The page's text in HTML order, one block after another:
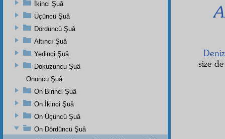
size
İkinci Şuâ
Üçüncü Şuâ
Dördüncü Şuâ
Altıncı Şuâ
Yedinci Şuâ
Dokuzuncu Şuâ
Onuncu Şuâ
On Birinci Şuâ
On İkinci Şuâ
On Üçüncü Şuâ
On Dördüncü Şuâ